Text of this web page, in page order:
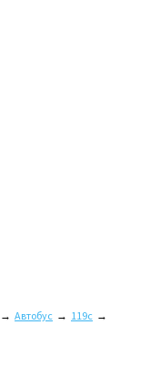
→ Автобус → 119с →